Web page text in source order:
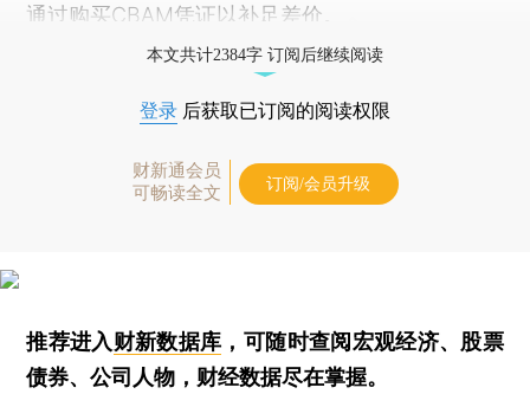
通过购买CBAM凭证以补足差价。
本文共计2384字 订阅后继续阅读
登录 后获取已订阅的阅读权限
财新通会员
可畅读全文
订阅/会员升级
推荐进入财新数据库 ，可随时查阅宏观经济、股票
债券、公司人物，财经数据尽在掌握。